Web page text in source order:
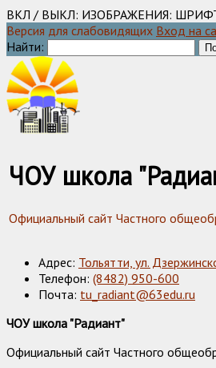
ВКЛ / ВЫКЛ: ИЗОБРАЖЕНИЯ:
Версия для слабовидящих Вход на
Найти:
ЧОУ школа
Официальный сайт Частного
Адрес: Тольятти, ул.
Телефон: (8482) 950-600
Почта: tu_radiant@63edu.ru
ЧОУ школа "Радиант"
Официальный сайт Частного